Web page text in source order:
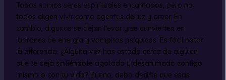
Todos somos seres espirituales encarnados, pero no
todos eligen vivir como agentes de luz y amor. En
cambio, algunos se dejan llevar y se convierten en
ladrones de energía y vampiros psíquicos. Es fácil notar
la diferencia. ¿Alguna vez has estado cerca de alguien
que te deja sintiéndote agotado y desanimado contigo
mismo o con tu vida? Bueno, debo decirte que esas